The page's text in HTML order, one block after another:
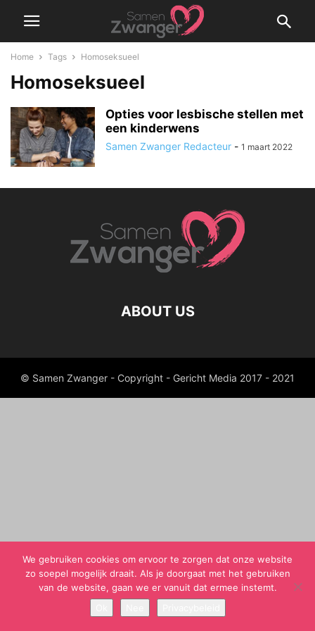
Home Tags Homoseksueel
Homoseksueel
Opties voor lesbische stellen met
een kinderwens
Samen Zwanger Redacteur - 1 maart 2022
ABOUT US
© Samen Zwanger - Copyright - Gericht Media 2017 - 2021
We gebruiken cookies om ervoor te zorgen dat onze website
zo soepel mogelijk draait. Als je doorgaat met het gebruiken
van de website, gaan we er vanuit dat ermee instemt.